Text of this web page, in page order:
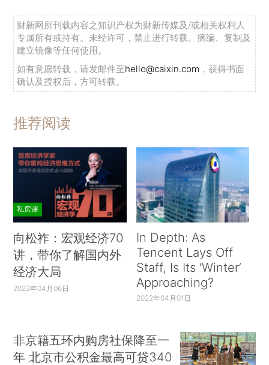
财新网所刊载内容之知识产权为财新传媒及/或相关权利人
专属所有或持有。未经许可，禁止进行转载、摘编、复制及
建立镜像等任何使用。
如有意愿转载，请发邮件至hello@caixin.com ，获得书面
确认及授权后，方可转载。
推荐阅读
私房课
向松祚：宏观经济70
讲，带你了解国内外
经济大局
2022年04月06日
In Depth: As
Tencent Lays Off
Staff, Is Its ‘Winter’
Approaching?
2022年04月01日
非京籍五环内购房社保降至一
年 北京市公积金最高可贷340